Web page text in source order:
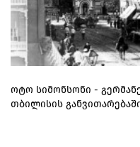
ოტო სიმონსონი -
თბილისის